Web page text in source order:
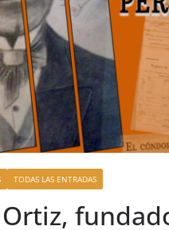
TODAS LAS ENTRADAS